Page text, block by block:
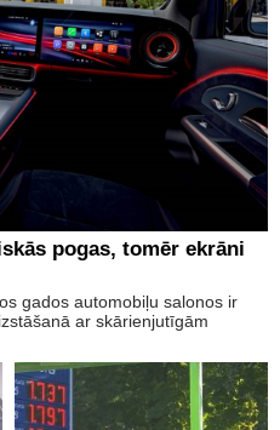
pogas, tomēr ekrāni
gados automobiļu salonos ir
ar skārienjutīgām